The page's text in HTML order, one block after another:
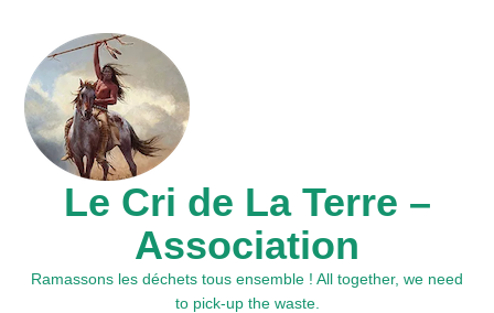
Le Cri de La Terre –
Association
Ramassons les déchets tous ensemble ! All together, we need
to pick-up the waste.